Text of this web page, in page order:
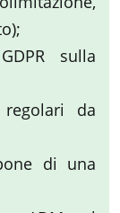
sulla
da
di una